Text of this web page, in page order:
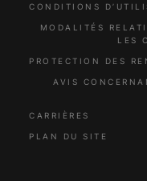
CONDITIONS
MODALITÉS
LES
PROTECTION DES
AVIS
CARRIÈRES
PLAN DU SITE